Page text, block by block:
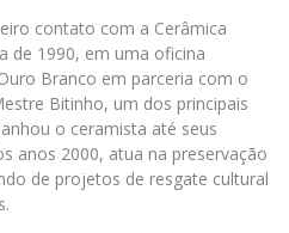
contato com a Cerâmica
de 1990, em uma oficina
Branco em parceria com o
Bitinho, um dos principais
o ceramista até seus
anos 2000, atua na preservação
de projetos de resgate cultural